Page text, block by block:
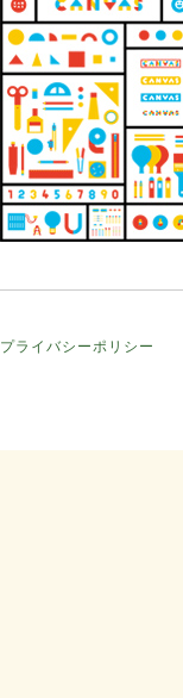
プライバシーポリシー